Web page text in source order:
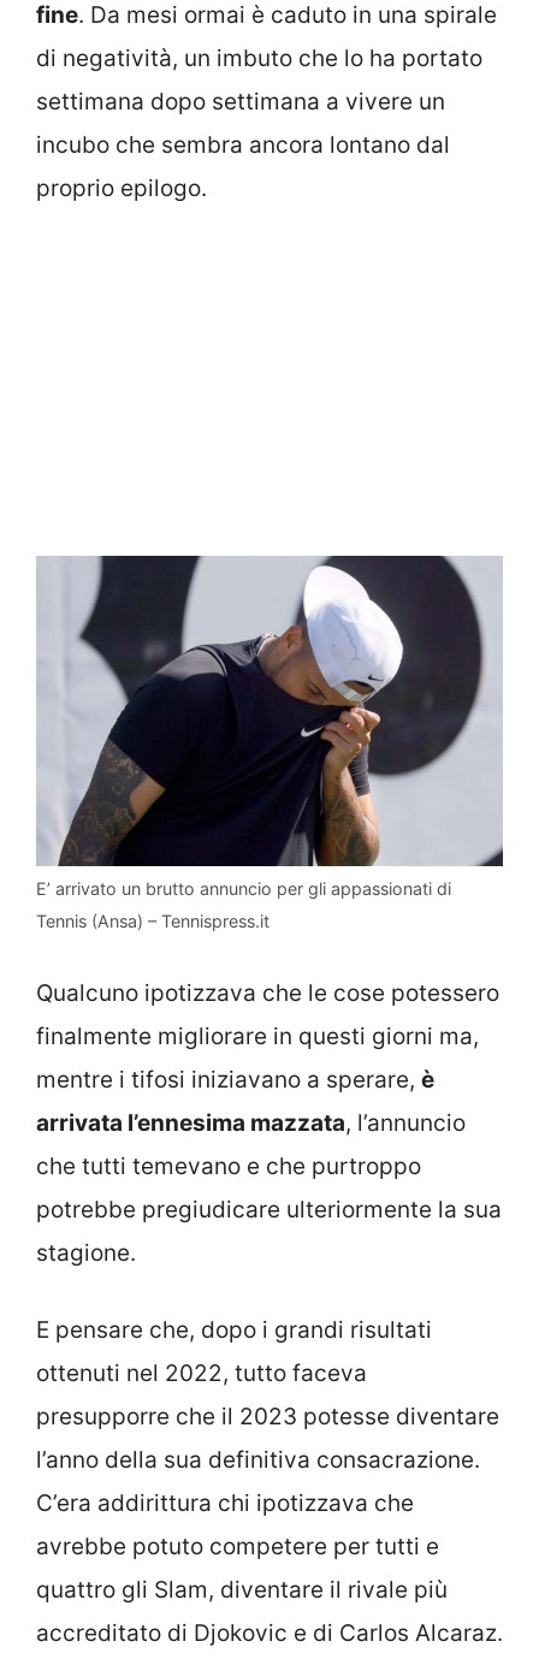
fine. Da mesi ormai è caduto in una spirale
di negatività, un imbuto che lo ha portato
settimana dopo settimana a vivere un
incubo che sembra ancora lontano dal
proprio epilogo.
E’ arrivato un brutto annuncio per gli appassionati di
Tennis (Ansa) – Tennispress.it
Qualcuno ipotizzava che le cose potessero
finalmente migliorare in questi giorni ma,
mentre i tifosi iniziavano a sperare, è
arrivata l’ennesima mazzata, l’annuncio
che tutti temevano e che purtroppo
potrebbe pregiudicare ulteriormente la sua
stagione.
E pensare che, dopo i grandi risultati
ottenuti nel 2022, tutto faceva
presupporre che il 2023 potesse diventare
l’anno della sua definitiva consacrazione.
C’era addirittura chi ipotizzava che
avrebbe potuto competere per tutti e
quattro gli Slam, diventare il rivale più
accreditato di Djokovic e di Carlos Alcaraz.